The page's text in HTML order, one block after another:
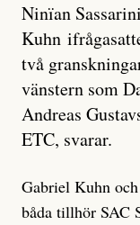
Ninïan
Kuhn
två
vänstern som
Andreas
ETC, svarar.
Gabriel Kuhn
båda tillhör SAC